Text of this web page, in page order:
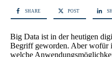
SHARE POST
Big Data ist in der heutigen
Begriff geworden. Aber wofür
welche